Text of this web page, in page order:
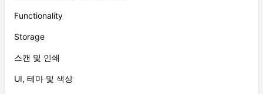
Functionality
Storage
스캔 및 인쇄
UI, 테마 및 색상